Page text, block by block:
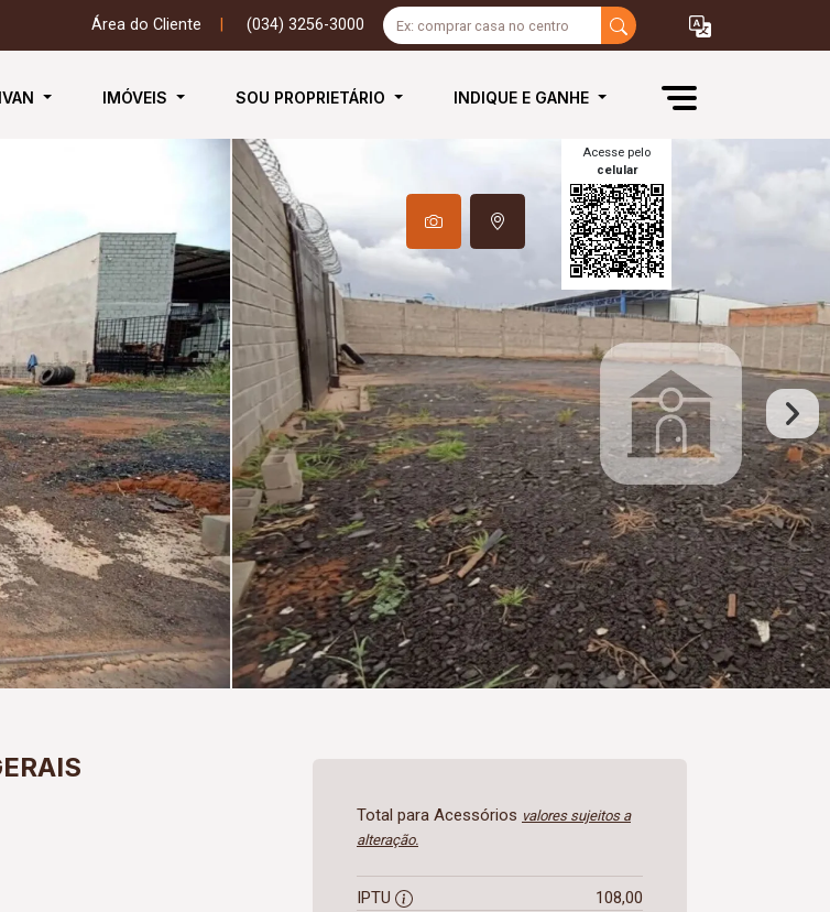
Área do Cliente (034) 3256-3000
IMÓVEIS SOU PROPRIETÁRIO INDIQUE E GANHE
Acesse pelo
celular
Total para Acessórios valores sujeitos a
alteração.
IPTU
108,00